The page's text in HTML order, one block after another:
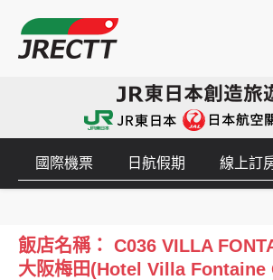
國際機票 日航假期 線上訂
飯店名稱： C036 VILLA
大阪梅田(Hotel Villa Fontaine